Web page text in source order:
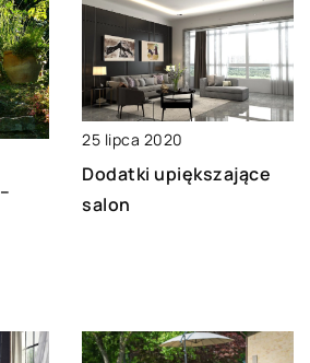
25 lipca 2020
Dodatki upiększające
salon